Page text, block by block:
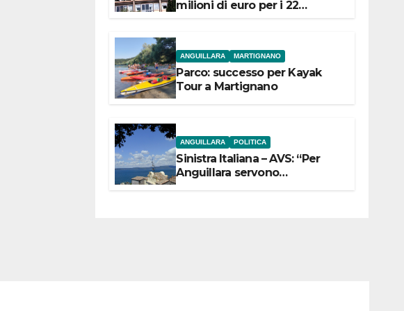
milioni di euro per i 22
ANGUILLARA MARTIGNANO
Parco: successo per Kayak
Tour a Martignano
ANGUILLARA POLITICA
Sinistra Italiana – AVS: “Per
Anguillara servono